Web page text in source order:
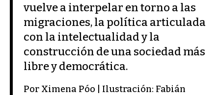
vuelve a interpelar en torno a las
migraciones, la política articulada
con la intelectualidad y la
construcción de una sociedad más
libre y democrática.
Por Ximena Póo | Ilustración: Fabián